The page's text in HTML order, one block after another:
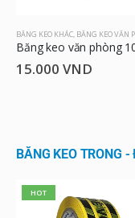
BĂNG KEO KHÁC, BĂNG KEO VĂN
15.000 VND
BĂNG KEO TRONG
HOT